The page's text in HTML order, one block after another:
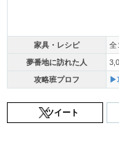
家具・レシピ 全
夢番地に訪れた人
攻略班プロフ ▶
ツイート